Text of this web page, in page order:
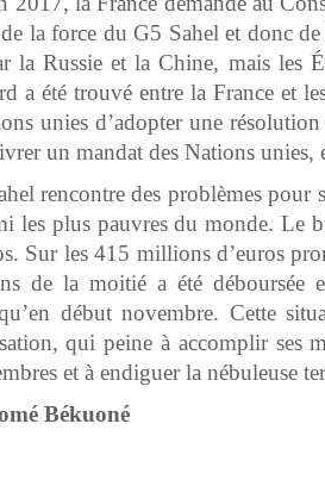
la force du G5 Sahel et donc
la Russie et la Chine, mais les
a été trouvé entre la France et
unies d’adopter une
un mandat des Nations
rencontre des problèmes pour
les plus pauvres du monde. Le
Sur les 415 millions d’euros
de la moitié a été déboursée
début novembre. Cette
qui peine à accomplir ses
et à endiguer la nébuleuse
Békuoné